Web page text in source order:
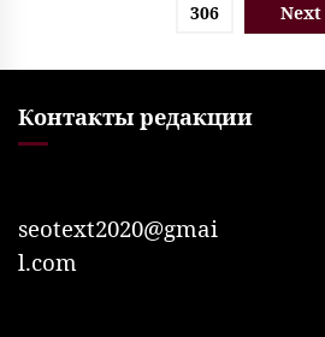
306
Next
Контакты редакции
seotext2020@gmai
l.com